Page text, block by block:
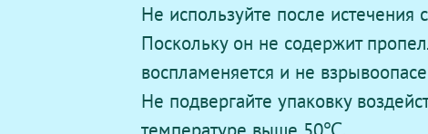
Не используйте после истечения
Поскольку он не содержит
воспламеняется и не
Не подвергайте упаковку